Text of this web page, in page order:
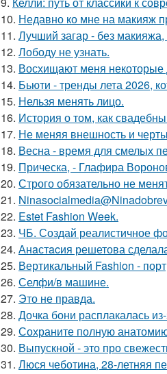
10. Недавно ко мне на макияж
11. Лучший загар - без
12. Лободу не узнать.
13. Восхищают меня некоторые
14. Бьюти - тренды лета 2026,
15. Нельзя менять лицо.
16. История о том, как
17. Не меняя внешность и
18. Весна - время для смелых
19. Прическа, - Глафира
20. Строго обязательно не
21.
22. Estet Fashion Week.
23. ЧБ. Создай реалистичное
24. Анaстacия решетова
25. Вертикальный Fashion -
26. Селфи/в машине.
27. Это не правда.
28. Дочка бони расплакалась
29. Сохраните полную
30. Выпускной - это про
31. Люся чеботина, 28-летняя